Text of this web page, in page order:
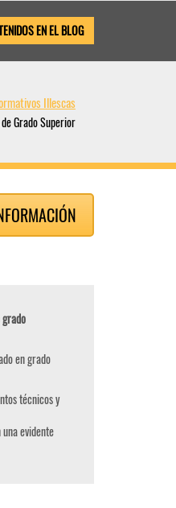
EN EL BLOG
Illescas
Grado Superior
en grado
técnicos y
evidente